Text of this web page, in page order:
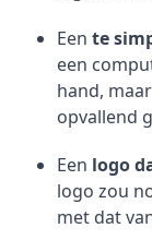
Een te
een
hand,
opvallend
Een logo
logo zou
met dat